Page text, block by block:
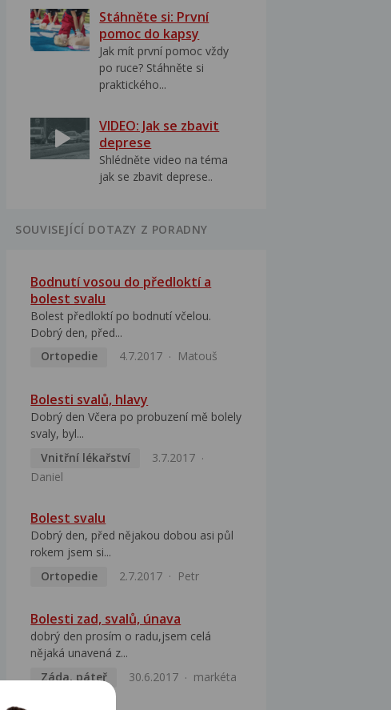
Stáhněte si: První
pomoc do kapsy
Jak mít první pomoc vždy
po ruce? Stáhněte si
praktického...
VIDEO: Jak se zbavit
deprese
Shlédněte video na téma
jak se zbavit deprese..
SOUVISEJÍCÍ DOTAZY Z PORADNY
Bodnutí vosou do předloktí a
bolest svalu
Bolest předloktí po bodnutí včelou.
Dobrý den, před...
Ortopedie
4.7.2017 Matouš
Bolesti svalů, hlavy
Dobrý den Včera po probuzení mě bolely
svaly, byl...
Vnitřní lékařství
3.7.2017
Daniel
Bolest svalu
Dobrý den, před nějakou dobou asi půl
rokem jsem si...
Ortopedie
2.7.2017 Petr
Bolesti zad, svalů, únava
dobrý den prosím o radu,jsem celá
nějaká unavená z...
Záda, páteř
30.6.2017 markéta